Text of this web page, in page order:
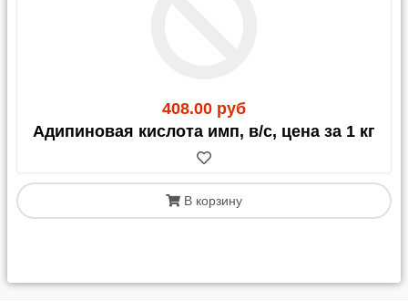
408.00 руб
Адипиновая кислота имп, в/с, цена за 1 кг
В корзину